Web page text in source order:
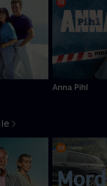
Anna Pihl